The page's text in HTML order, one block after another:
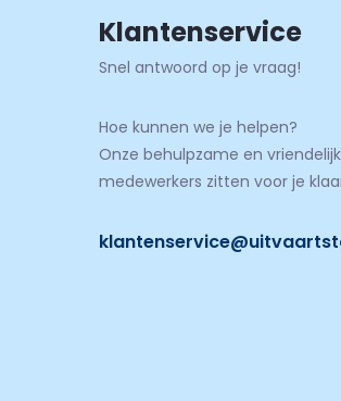
Klantenservice
Snel antwoord op je vraag!
Hoe kunnen we je helpen?
Onze behulpzame en
medewerkers zitten voor je